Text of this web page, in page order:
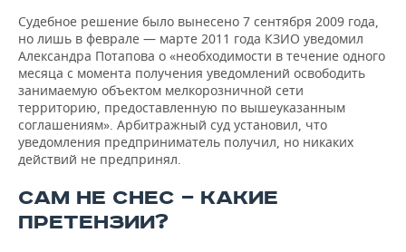
Судебное решение было вынесено 7 сентября 2009 года,
но лишь в феврале — марте 2011 года КЗИО уведомил
Александра Потапова о «необходимости в течение одного
месяца с момента получения уведомлений освободить
занимаемую объектом мелкорозничной сети
территорию, предоставленную по вышеуказанным
соглашениям». Арбитражный суд установил, что
уведомления предприниматель получил, но никаких
действий не предпринял.
САМ НЕ СНЕС — КАКИЕ
ПРЕТЕНЗИИ?